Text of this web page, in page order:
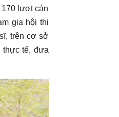
lượt cán
gia hội thi
trên cơ sở
thực tế, đưa